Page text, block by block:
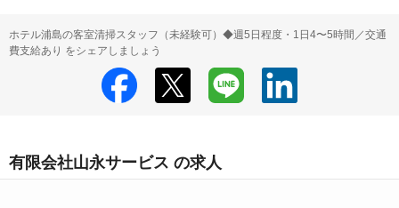
ホテル浦島の客室清掃スタッフ（未経験可）◆週5日程度・1日4〜5時間／交通
費支給あり をシェアしましょう
有限会社山永サービス の求人